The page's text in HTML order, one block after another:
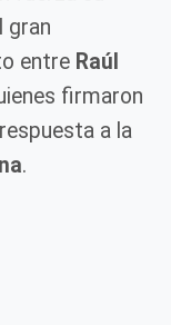
gran
entre Raúl
firmaron
a la
.